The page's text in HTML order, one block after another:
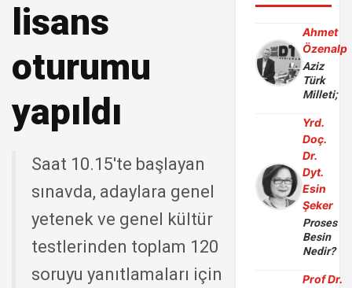
lisans
oturumu
yapıldı
Saat 10.15'te başlayan
sınavda, adaylara genel
yetenek ve genel kültür
testlerinden toplam 120
soruyu yanıtlamaları için
Ahmet
Özenalp
Aziz
Türk
Milleti;
Yrd.
Doç.
Dr.
Dyt.
Esin
Şeker
Proses
Besin
Nedir?
Prof Dr.